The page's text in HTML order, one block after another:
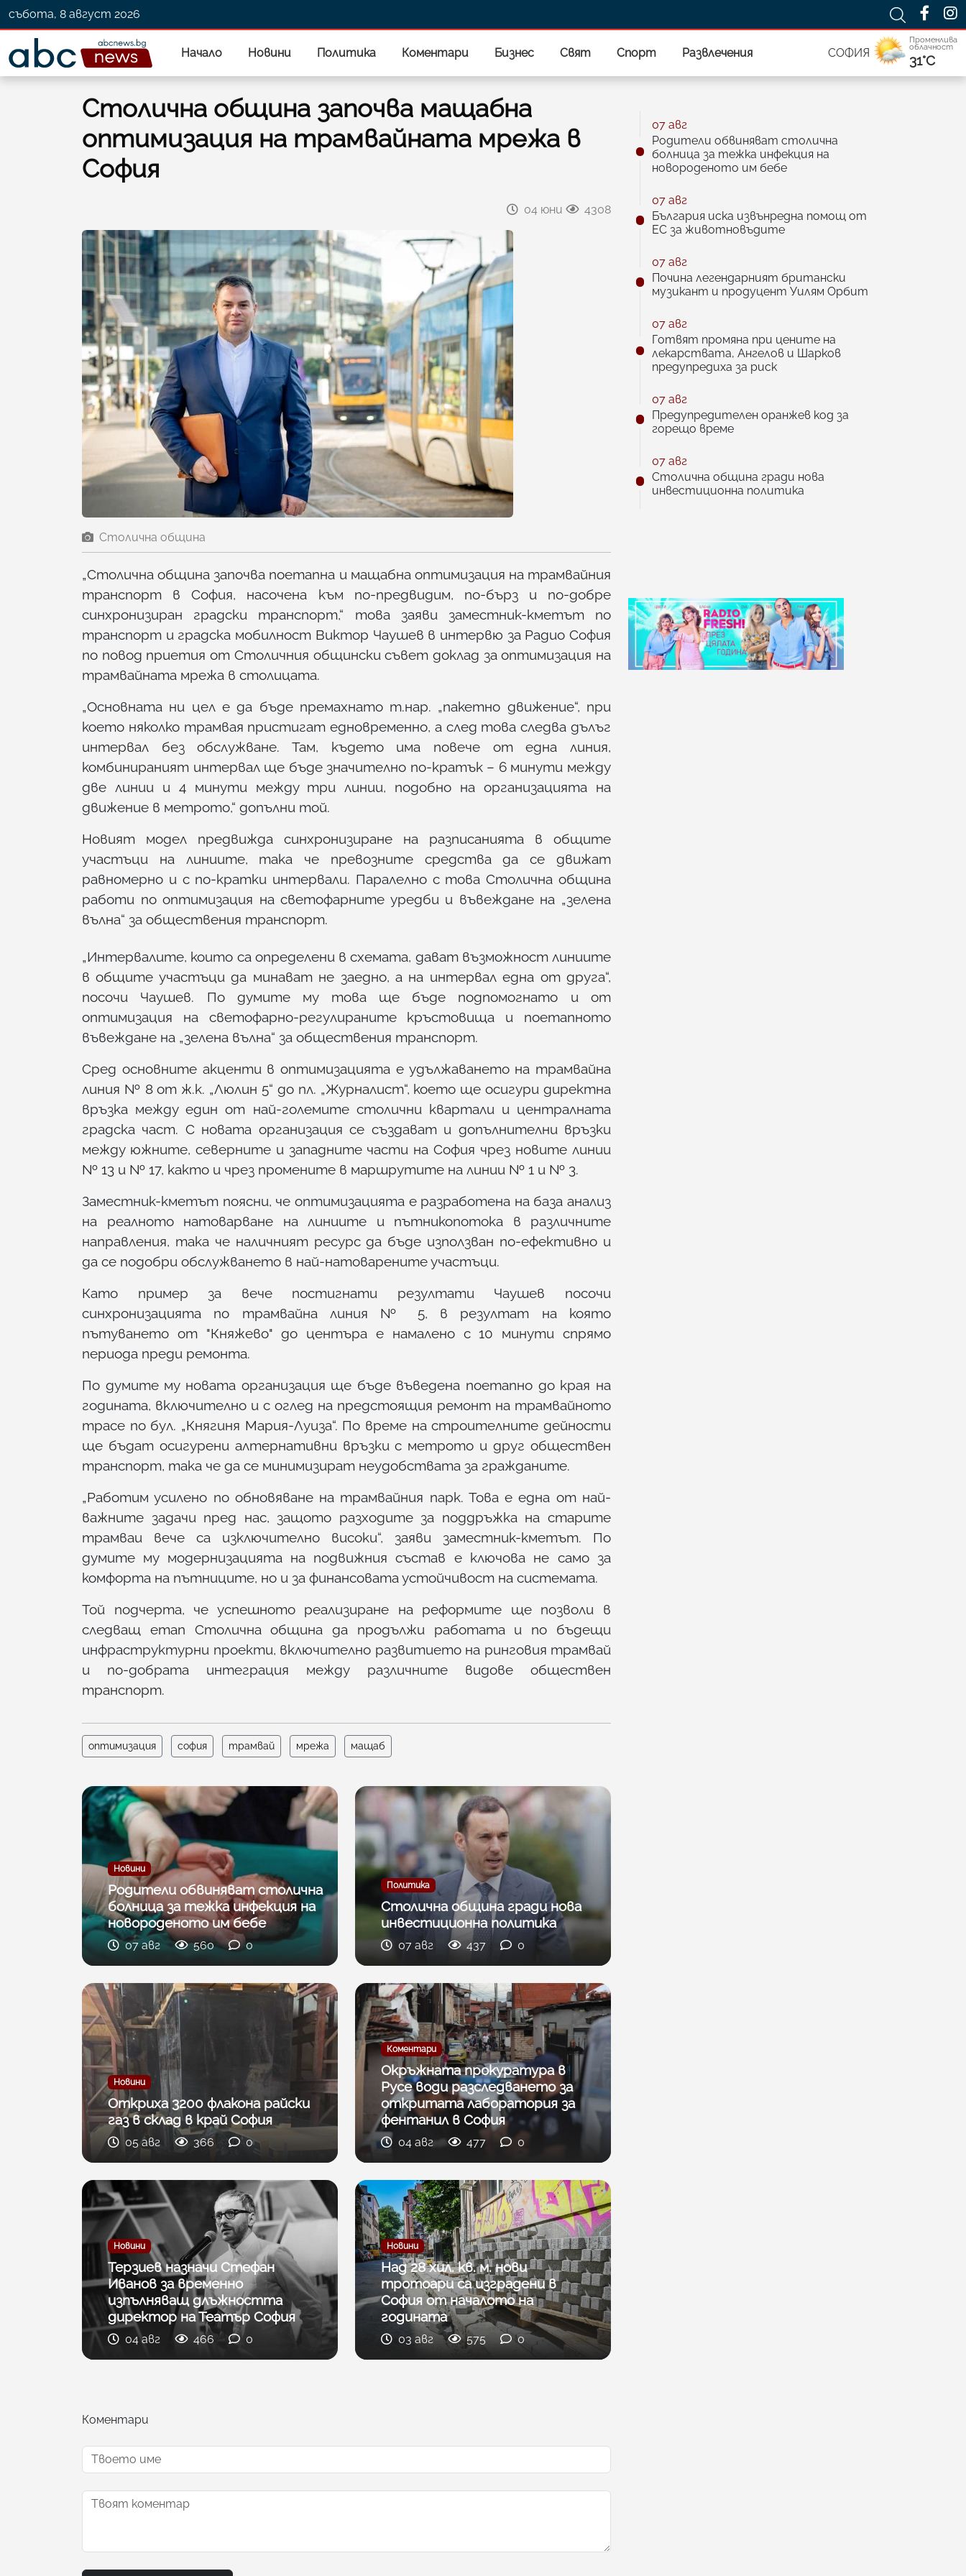
събота, 8 август 2026
Начало Новини Политика Коментари Бизнес Свят Спорт Развлечения СОФИЯ
Променлива
облачност
31°C
Столична община започва мащабна
оптимизация на трамвайната мрежа в
София
04 юни 4308
Столична община
„Столична община започва поетапна и мащабна оптимизация на трамвайния
транспорт в София, насочена към по-предвидим, по-бърз и по-добре
синхронизиран градски транспорт,“ това заяви заместник-кметът по
транспорт и градска мобилност Виктор Чаушев в интервю за Радио София
по повод приетия от Столичния общински съвет доклад за оптимизация на
трамвайната мрежа в столицата.
„Основната ни цел е да бъде премахнато т.нар. „пакетно движение“, при
което няколко трамвая пристигат едновременно, а след това следва дълъг
интервал без обслужване. Там, където има повече от една линия,
комбинираният интервал ще бъде значително по-кратък – 6 минути между
две линии и 4 минути между три линии, подобно на организацията на
движение в метрото,“ допълни той.
Новият модел предвижда синхронизиране на разписанията в общите
участъци на линиите, така че превозните средства да се движат
равномерно и с по-кратки интервали. Паралелно с това Столична община
работи по оптимизация на светофарните уредби и въвеждане на „зелена
вълна“ за обществения транспорт.
„Интервалите, които са определени в схемата, дават възможност линиите
в общите участъци да минават не заедно, а на интервал една от друга“,
посочи Чаушев. По думите му това ще бъде подпомогнато и от
оптимизация на светофарно-регулираните кръстовища и поетапното
въвеждане на „зелена вълна“ за обществения транспорт.
Сред основните акценти в оптимизацията е удължаването на трамвайна
линия № 8 от ж.к. „Люлин 5“ до пл. „Журналист“, което ще осигури директна
връзка между един от най-големите столични квартали и централната
градска част. С новата организация се създават и допълнителни връзки
между южните, северните и западните части на София чрез новите линии
№ 13 и № 17, както и чрез промените в маршрутите на линии № 1 и № 3.
Заместник-кметът поясни, че оптимизацията е разработена на база анализ
на реалното натоварване на линиите и пътникопотока в различните
направления, така че наличният ресурс да бъде използван по-ефективно и
да се подобри обслужването в най-натоварените участъци.
Като пример за вече постигнати резултати Чаушев посочи
синхронизацията по трамвайна линия № 5, в резултат на която
пътуването от "Княжево" до центъра е намалено с 10 минути спрямо
периода преди ремонта.
По думите му новата организация ще бъде въведена поетапно до края на
годината, включително и с оглед на предстоящия ремонт на трамвайното
трасе по бул. „Княгиня Мария-Луиза“. По време на строителните дейности
ще бъдат осигурени алтернативни връзки с метрото и друг обществен
транспорт, така че да се минимизират неудобствата за гражданите.
„Работим усилено по обновяване на трамвайния парк. Това е една от най-
важните задачи пред нас, защото разходите за поддръжка на старите
трамваи вече са изключително високи“, заяви заместник-кметът. По
думите му модернизацията на подвижния състав е ключова не само за
комфорта на пътниците, но и за финансовата устойчивост на системата.
Той подчерта, че успешното реализиране на реформите ще позволи в
следващ етап Столична община да продължи работата и по бъдещи
инфраструктурни проекти, включително развитието на ринговия трамвай
и по-добрата интеграция между различните видове обществен
транспорт.
оптимизация софия трамвай мрежа мащаб
Новини
Родители обвиняват столична
болница за тежка инфекция на
новороденото им бебе
07 авг 560 0
Политика
Столична община гради нова
инвестиционна политика
07 авг 437 0
Новини
Откриха 3200 флакона райски
газ в склад в край София
05 авг 366 0
Коментари
Окръжната прокуратура в
Русе води разследването за
откритата лаборатория за
фентанил в София
04 авг 477 0
Новини
Терзиев назначи Стефан
Иванов за временно
изпълняващ длъжността
директор на Театър София
04 авг 466 0
Новини
Над 28 хил. кв. м. нови
тротоари са изградени в
София от началото на
годината
03 авг 575 0
Коментари
07 авг
Родители обвиняват столична
болница за тежка инфекция на
новороденото им бебе
07 авг
България иска извънредна помощ от
ЕС за животновъдите
07 авг
Почина легендарният британски
музикант и продуцент Уилям Орбит
07 авг
Готвят промяна при цените на
лекарствата, Ангелов и Шарков
предупредиха за риск
07 авг
Предупредителен оранжев код за
горещо време
07 авг
Столична община гради нова
инвестиционна политика